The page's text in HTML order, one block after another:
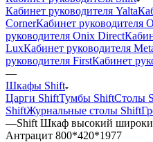
Кабинет руководителя Yalta
CornerКабинет руководителя
руководителя Onix Direct
LuxКабинет руководителя
руководителя FirstКабинет
—
Шкафы Shift
Царги ShiftТумбы ShiftСтолы
ShiftЖурнальные столы Shift
—Shift Шкаф высокий
Антрацит 800*420*1977